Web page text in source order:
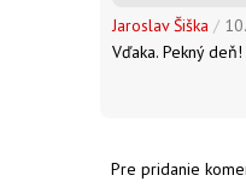
Jaroslav Šiška /
Vďaka. Pekný deň!
Pre pridanie